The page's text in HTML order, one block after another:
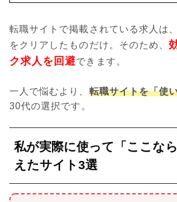
転職サイトで掲載されている求人は
をクリアしたものだけ。そのため、
ク求人を回避できます。
一人で悩むより、 転職サイトを「使
30代の選択です。
私が実際に使って「ここな
えたサイト3選